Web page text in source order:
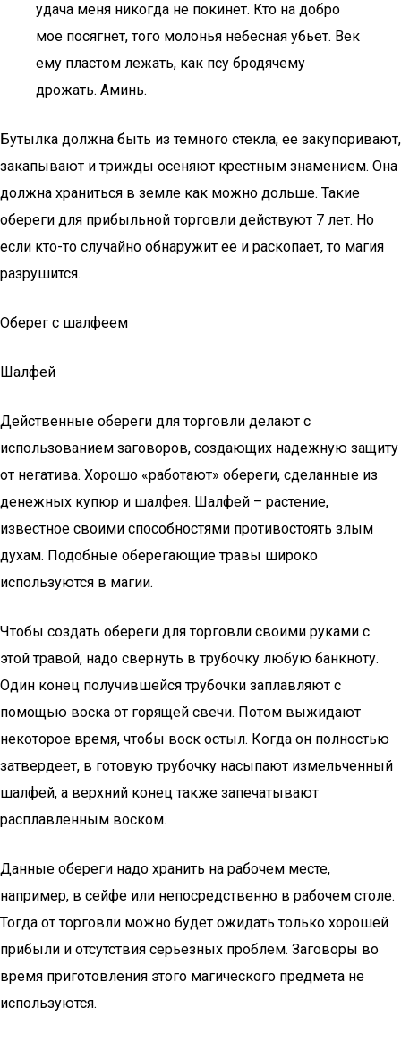
удача меня никогда не покинет. Кто на добро
мое посягнет, того молонья небесная убьет. Век
ему пластом лежать, как псу бродячему
дрожать. Аминь.
Бутылка должна быть из темного стекла, ее закупоривают,
закапывают и трижды осеняют крестным знамением. Она
должна храниться в земле как можно дольше. Такие
обереги для прибыльной торговли действуют 7 лет. Но
если кто-то случайно обнаружит ее и раскопает, то магия
разрушится.
Оберег с шалфеем
Шалфей
Действенные обереги для торговли делают с
использованием заговоров, создающих надежную защиту
от негатива. Хорошо «работают» обереги, сделанные из
денежных купюр и шалфея. Шалфей – растение,
известное своими способностями противостоять злым
духам. Подобные оберегающие травы широко
используются в магии.
Чтобы создать обереги для торговли своими руками с
этой травой, надо свернуть в трубочку любую банкноту.
Один конец получившейся трубочки заплавляют с
помощью воска от горящей свечи. Потом выжидают
некоторое время, чтобы воск остыл. Когда он полностью
затвердеет, в готовую трубочку насыпают измельченный
шалфей, а верхний конец также запечатывают
расплавленным воском.
Данные обереги надо хранить на рабочем месте,
например, в сейфе или непосредственно в рабочем столе.
Тогда от торговли можно будет ожидать только хорошей
прибыли и отсутствия серьезных проблем. Заговоры во
время приготовления этого магического предмета не
используются.